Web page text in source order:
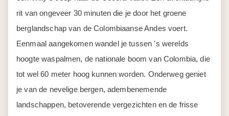
rit van ongeveer 30 minuten die je door het groene
berglandschap van de Colombiaanse Andes voert.
Eenmaal aangekomen wandel je tussen 's werelds
hoogte waspalmen, de nationale boom van Colombia, die
tot wel 60 meter hoog kunnen worden. Onderweg geniet
je van de nevelige bergen, adembenemende
landschappen, betoverende vergezichten en de frisse